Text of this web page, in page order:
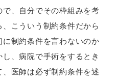
、自分でその枠組みを考
こういう制約条件だから
制約条件を言わないのか
、病院で手術をするとき
医師は必ず制約条件を述